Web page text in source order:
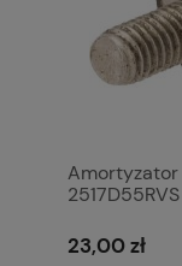
Amortyzator
2517D55RVS
23,00 zł